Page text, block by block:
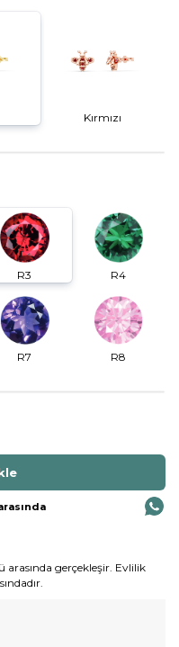
Kırmızı
R3 R4
R7 R8
arasında gerçekleşir. Evlilik